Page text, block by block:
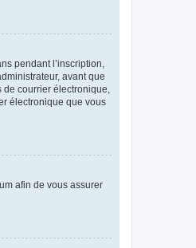
pendant l’inscription,
avant que
courrier électronique,
électronique que vous
afin de vous assurer